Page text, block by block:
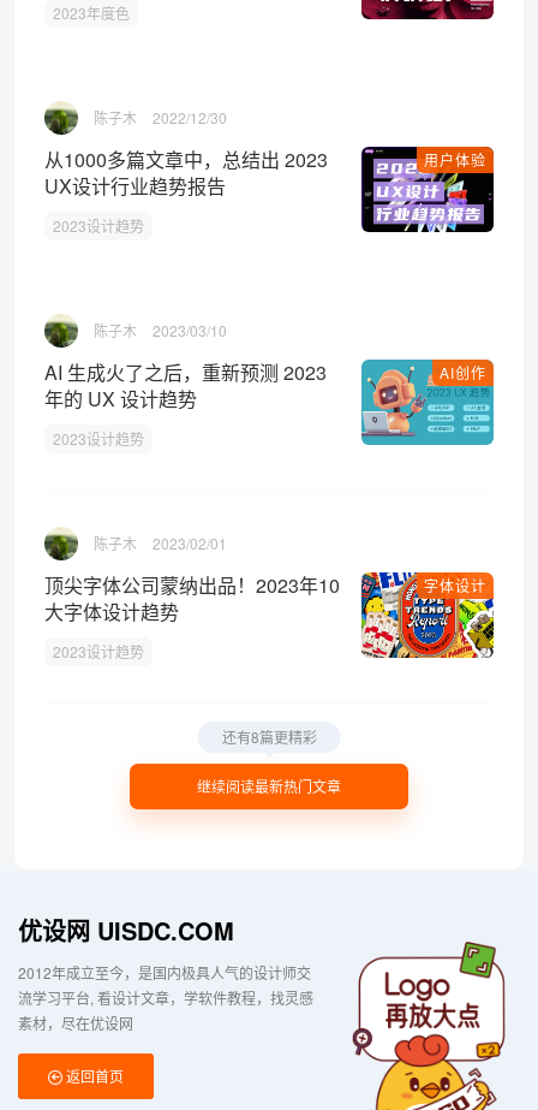
2023年度色
陈子木 2022/12/30
用户体验
从1000多篇文章中，总结出 2023
UX设计行业趋势报告
2023设计趋势
陈子木 2023/03/10
AI创作
AI 生成火了之后，重新预测 2023
年的 UX 设计趋势
2023设计趋势
陈子木 2023/02/01
字体设计
顶尖字体公司蒙纳出品！2023年10
大字体设计趋势
2023设计趋势
继续阅读最新热门文章
还有8篇更精彩
优设网 UISDC.COM
2012年成立至今，是国内极具人气的设计师交
流学习平台 看设计文章，学软件教程，找灵感
素材，尽在优设网
返回首页